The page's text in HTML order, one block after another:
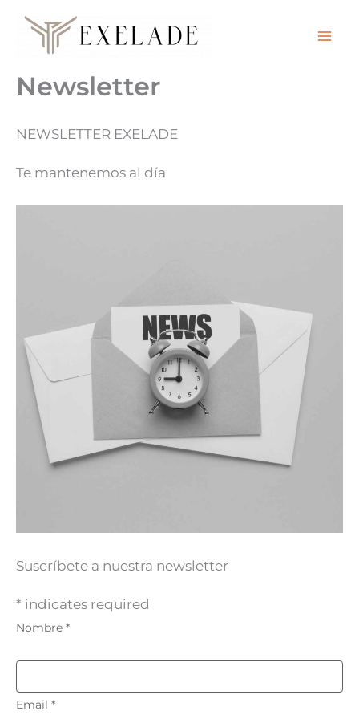
contenido
Newsletter
NEWSLETTER EXELADE
Te mantenemos al día
Suscríbete a nuestra newsletter
* indicates required
Nombre *
Email *